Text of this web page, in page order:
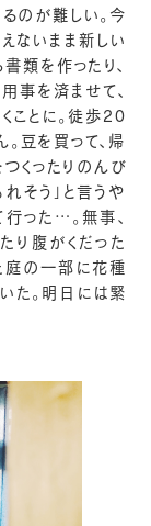
のが難しい。今
ないまま新しい
類を作ったり、
事を済ませて、
ことに。徒歩20
豆を買って、帰
くったりのんび
そう」と言うや
った…。無事、
り腹がくだった
庭の一部に花種
た。明日には緊